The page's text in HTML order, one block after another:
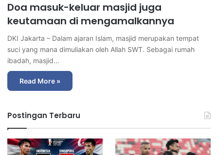
Doa masuk-keluar masjid juga
keutamaan di mengamalkannya
DKI Jakarta – Dalam ajaran Islam, masjid merupakan tempat
suci yang mana dimuliakan oleh Allah SWT. Sebagai rumah
ibadah, masjid…
Read More »
Postingan Terbaru